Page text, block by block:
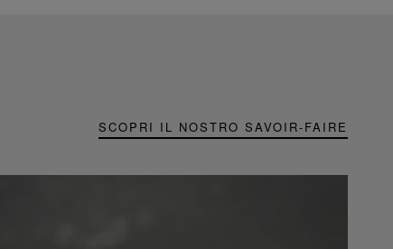
SCOPRI IL NOSTRO SAVOIR-FAIRE